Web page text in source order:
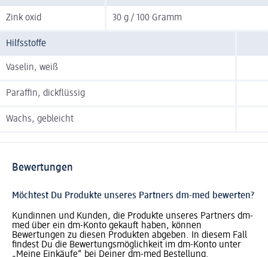
Zink oxid 30 g / 100 Gramm
Hilfsstoffe
Vaselin, weiß
Paraffin, dickflüssig
Wachs, gebleicht
Bewertungen
Möchtest Du Produkte unseres Partners dm-med bewerten?
Kundinnen und Kunden, die Produkte unseres Partners dm-
med über ein dm-Konto gekauft haben, können
Bewertungen zu diesen Produkten abgeben. In diesem Fall
findest Du die Bewertungsmöglichkeit im dm-Konto unter
„Meine Einkäufe“ bei Deiner dm-med Bestellung.